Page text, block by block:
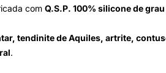
com Q.S.P. 100% silicone de
tendinite de Aquiles, artrite,
.